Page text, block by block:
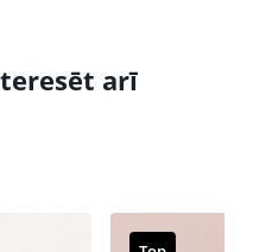
arī